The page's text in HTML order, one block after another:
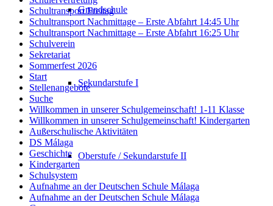
Grundschule
Sekundarstufe I
Oberstufe / Sekundarstufe II
Schultransport Freitag
Schultransport Nachmittage – Erste Abfahrt 14:45 Uhr
Schultransport Nachmittage – Erste Abfahrt 16:25 Uhr
Schulverein
Sekretariat
Sommerfest 2026
Start
Stellenangebote
Suche
Willkommen in unserer Schulgemeinschaft! 1-11 Klasse
Willkommen in unserer Schulgemeinschaft! Kindergarten
Außerschulische Aktivitäten
DS Málaga
Geschichte
Kindergarten
Schulsystem
Aufnahme an der Deutschen Schule Málaga
Aufnahme an der Deutschen Schule Málaga